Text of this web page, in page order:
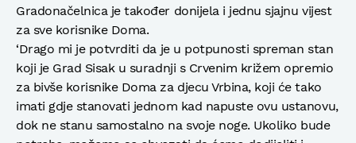
Gradonačelnica je također donijela i jednu sjajnu vijest
za sve korisnike Doma.
‘Drago mi je potvrditi da je u potpunosti spreman stan
koji je Grad Sisak u suradnji s Crvenim križem opremio
za bivše korisnike Doma za djecu Vrbina, koji će tako
imati gdje stanovati jednom kad napuste ovu ustanovu,
dok ne stanu samostalno na svoje noge. Ukoliko bude